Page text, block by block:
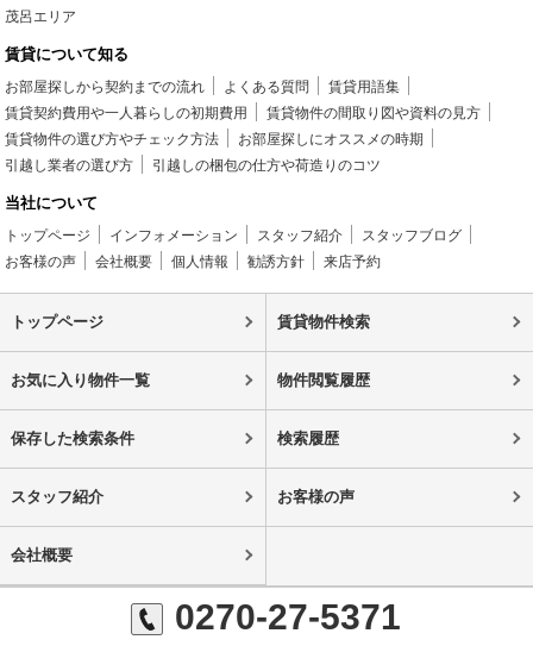
茂呂エリア
賃貸について知る
お部屋探しから契約までの流れ よくある質問
賃貸用語集
賃貸契約費用や一人暮らしの初期費用
賃貸物件の間取り図や資料の見方
賃貸物件の選び方やチェック方法
お部屋探しにオススメの時期
引越し業者の選び方
引越しの梱包の仕方や荷造りのコツ
当社について
トップページ インフォメーション スタッフ紹介
スタッフブログ
お客様の声
会社概要 個人情報 勧誘方針 来店予約
トップページ 賃貸物件検索
お気に入り物件一覧 物件閲覧履歴
保存した検索条件 検索履歴
スタッフ紹介 お客様の声
会社概要
0270-27-5371